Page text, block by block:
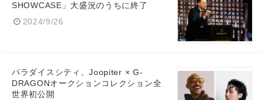
SHOWCASE」大盛況のうちに終了
2024/9/26
パラダイスシティ、Joopiter × G-
DRAGONオークションコレクション全
世界初公開